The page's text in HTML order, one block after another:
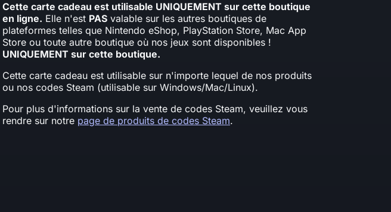
Cette carte cadeau est utilisable UNIQUEMENT sur cette boutique
en ligne. Elle n'est PAS valable sur les autres boutiques de
plateformes telles que Nintendo eShop, PlayStation Store, Mac App
Store ou toute autre boutique où nos jeux sont disponibles !
UNIQUEMENT sur cette boutique.
Cette carte cadeau est utilisable sur n'importe lequel de nos produits
ou nos codes Steam (utilisable sur Windows/Mac/Linux).
Pour plus d'informations sur la vente de codes Steam, veuillez vous
rendre sur notre page de produits de codes Steam.